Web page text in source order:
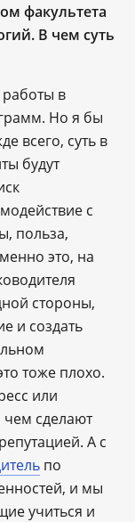
факультета
В чем суть
работы в
Но я бы
всего, суть в
будут
с
польза,
это, на
стороны,
и создать
тоже плохо.
или
сделают
А с
по
и мы
учиться и